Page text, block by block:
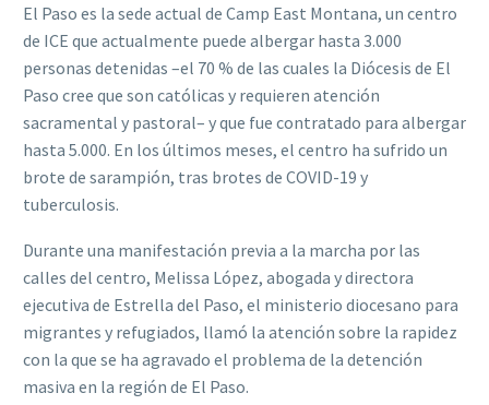
El Paso es la sede actual de Camp East Montana, un centro
de ICE que actualmente puede albergar hasta 3.000
personas detenidas –el 70 % de las cuales la Diócesis de El
Paso cree que son católicas y requieren atención
sacramental y pastoral– y que fue contratado para albergar
hasta 5.000. En los últimos meses, el centro ha sufrido un
brote de sarampión, tras brotes de COVID-19 y
tuberculosis.
Durante una manifestación previa a la marcha por las
calles del centro, Melissa López, abogada y directora
ejecutiva de Estrella del Paso, el ministerio diocesano para
migrantes y refugiados, llamó la atención sobre la rapidez
con la que se ha agravado el problema de la detención
masiva en la región de El Paso.